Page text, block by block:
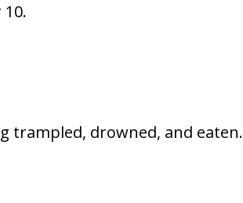
trampled, drowned, and eaten.